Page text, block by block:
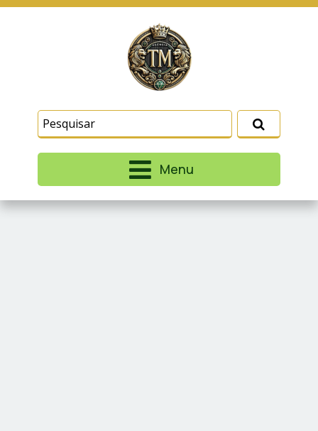
Menu
similares para lembrar e entender como você usa
nosso site, analisar seu uso de nossos produtos
e serviços, ajudar com nossos esforços de
marketing e fornecer conteúdo de terceiros. Leia
Termos e CondiçõesePolítica de